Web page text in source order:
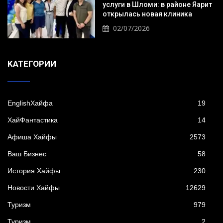
услуги в Шломи: в районе Яарит
открылась новая клиника
02/07/2026
KАТЕГОРИИ
EnglishХайфа 19
XайФантастика 14
Афиша Хайфы 2573
Ваш Бизнес 58
История Хайфы 230
Новости Хайфы 12629
Туризм 979
Туризм 2